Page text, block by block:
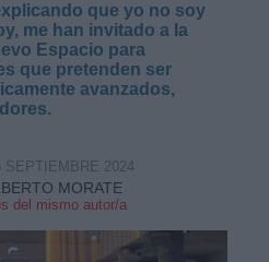
que yo no soy
me han invitado a la
Espacio para
que pretenden ser
avanzados,
MORATE
del mismo autor/a
SEPTIEMBRE 2024